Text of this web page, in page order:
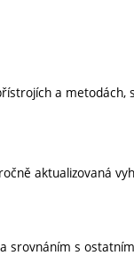
a
aktualizovaná
srovnáním s